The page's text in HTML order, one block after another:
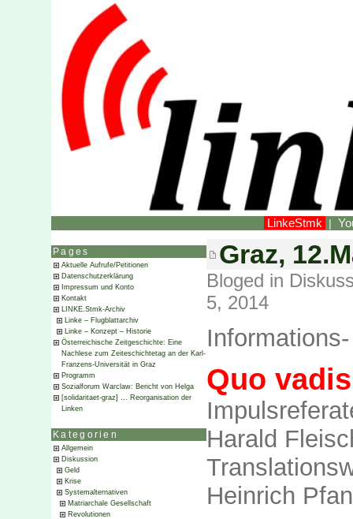
LinkeStmk |
Pages
Aktuelle Aufrufe/Petitionen
Datenschutzerklärung
Impressum und Konto
Kontakt
LINKE.Stmk-Archiv
Linke – Flugblattarchiv
Linke – Konzept – Historie
Österreichische Zeitgeschichte: Eine
Nachlese zum Zeiteschichtetag an der Karl-
Franzens-Universität in Graz
Programm
Sozialforum Warclaw: Bericht von Helga
[solidaritaet-graz] … Reorganisation der
Linken
Kategorien
Allgemein
Diskussion
Geld
Krise
Systemalternativen
Matriarchale Gesellschaft
Revolutionen
Graz,
Bloged in
5, 2014
Quo
Harald
Heinrich